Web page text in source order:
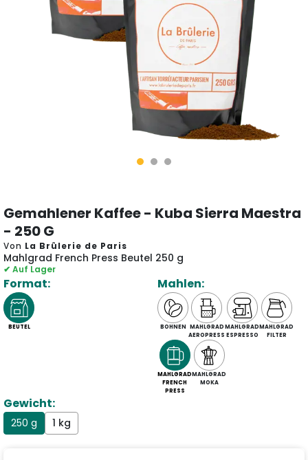
Gemahlener Kaffee - Kuba Sierra Maestra
- 250 G
Von La Brûlerie de Paris
Mahlgrad French Press Beutel 250 g
✔ Auf Lager
Format:
BEUTEL
Mahlen:
BOHNEN MAHLGRAD
AEROPRESS
MAHLGRAD
ESPRESSO
MAHLGRAD
FILTER
MAHLGRAD
FRENCH
PRESS
MAHLGRAD
MOKA
Gewicht:
250 g 1 kg